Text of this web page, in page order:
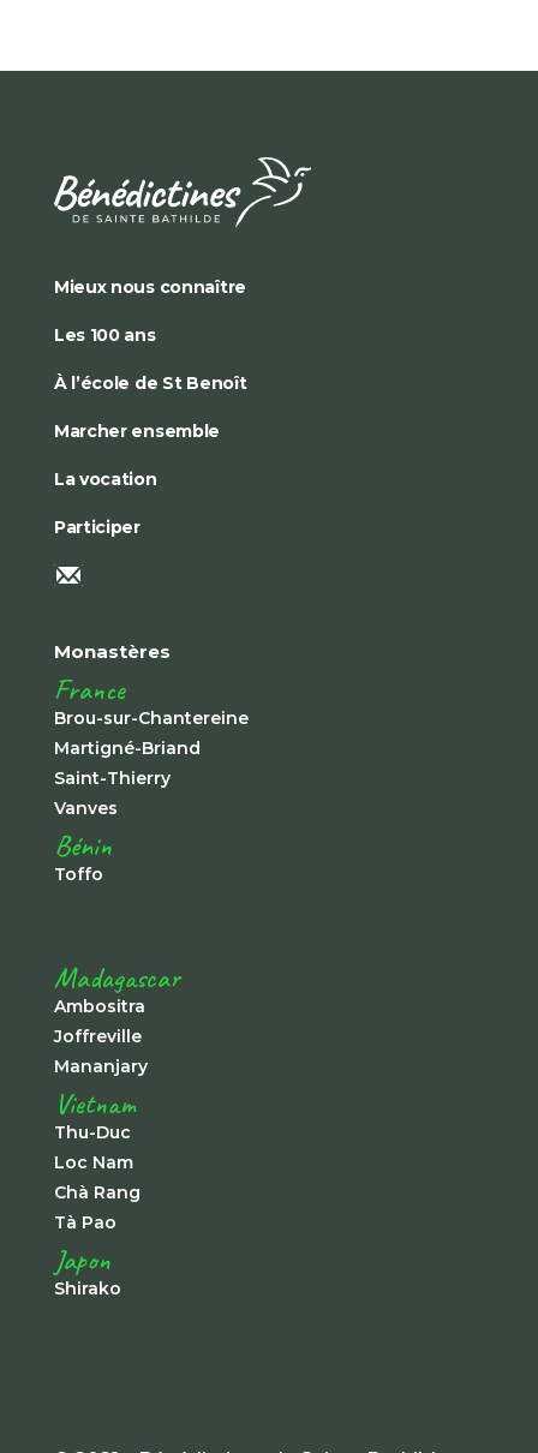
Mieux nous connaître
Les 100 ans
À l’école de St Benoît
Marcher ensemble
La vocation
Participer
Monastères
France
Brou-sur-Chantereine
Martigné-Briand
Saint-Thierry
Vanves
Bénin
Toffo
Madagascar
Ambositra
Joffreville
Mananjary
Vietnam
Thu-Duc
Loc Nam
Chà Rang
Tà Pao
Japon
Shirako